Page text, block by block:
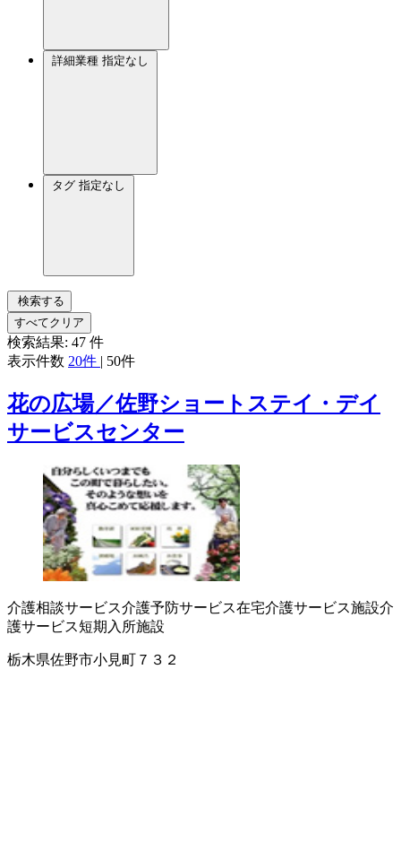
詳細業種 指定なし
タグ 指定なし
検索する
すべてクリア
検索結果: 47 件
表示件数 20件 | 50件
花の広場／佐野ショートステイ・デイ
サービスセンター
介護相談サービス介護予防サービス在宅介護サービス施設介
護サービス短期入所施設
栃木県佐野市小見町７３２